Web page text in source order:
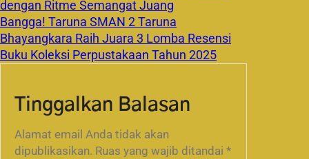
dengan Ritme Semangat Juang
Bangga! Taruna SMAN 2 Taruna
Bhayangkara Raih Juara 3 Lomba Resensi
Buku Koleksi Perpustakaan Tahun 2025
Tinggalkan Balasan
Alamat email Anda tidak akan
dipublikasikan. Ruas yang wajib ditandai *